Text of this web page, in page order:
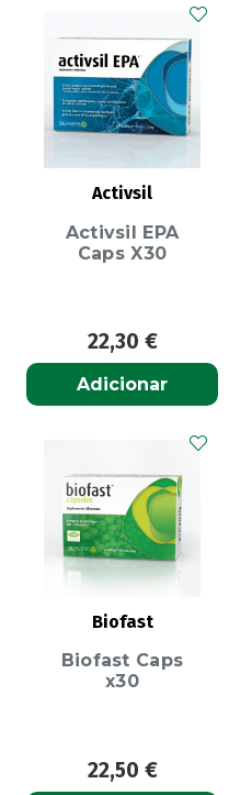
Activsil
Activsil EPA
Caps X30
22,30 €
Adicionar
Biofast
Biofast Caps
x30
22,50 €